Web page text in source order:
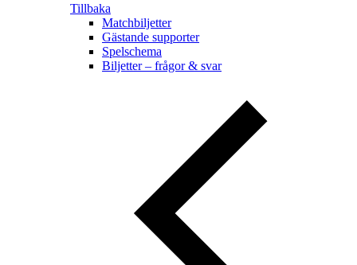
Tillbaka
Matchbiljetter
Gästande supporter
Spelschema
Biljetter – frågor & svar